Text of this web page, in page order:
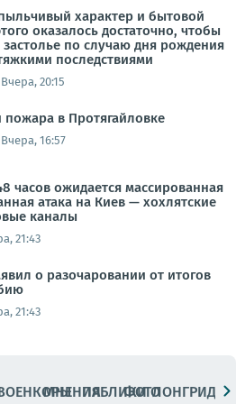
характер и бытовой
оказалось достаточно, чтобы
по случаю дня рождения
последствиями
Вчера, 20:15
пожара в Протягайловке
Вчера, 16:57
часов ожидается массированная
атака на Киев — хохлятские
каналы
21:43
о разочаровании от итогов
21:43
МНЕНИЯПАБЛИКИ
ФОТОЛОНГРИДЫ